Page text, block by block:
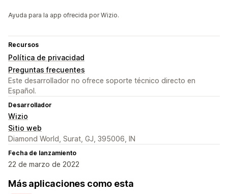
Ayuda para la app ofrecida por Wizio.
Recursos
Política de privacidad
Preguntas frecuentes
Este desarrollador no ofrece soporte técnico directo en
Español.
Desarrollador
Wizio
Sitio web
Diamond World, Surat, GJ, 395006, IN
Fecha de lanzamiento
22 de marzo de 2022
Más aplicaciones como esta